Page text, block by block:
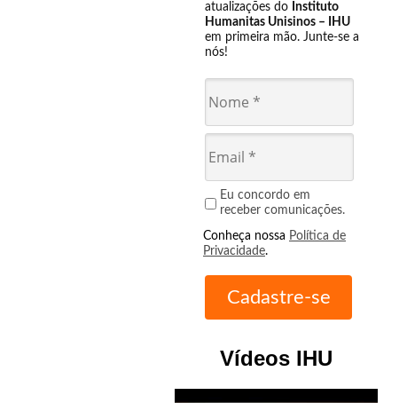
atualizações do Instituto
Humanitas Unisinos – IHU
em primeira mão. Junte-se a
nós!
Eu concordo em
receber comunicações.
Conheça nossa Política de
Privacidade.
Vídeos IHU